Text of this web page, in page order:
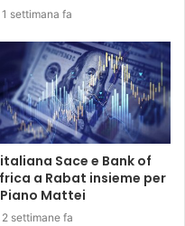
1 settimana fa
Sace e Bank of
a Rabat insieme per
Mattei
2 settimane fa